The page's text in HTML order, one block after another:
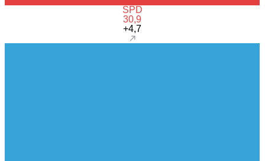
SPD
30,9
+4,7